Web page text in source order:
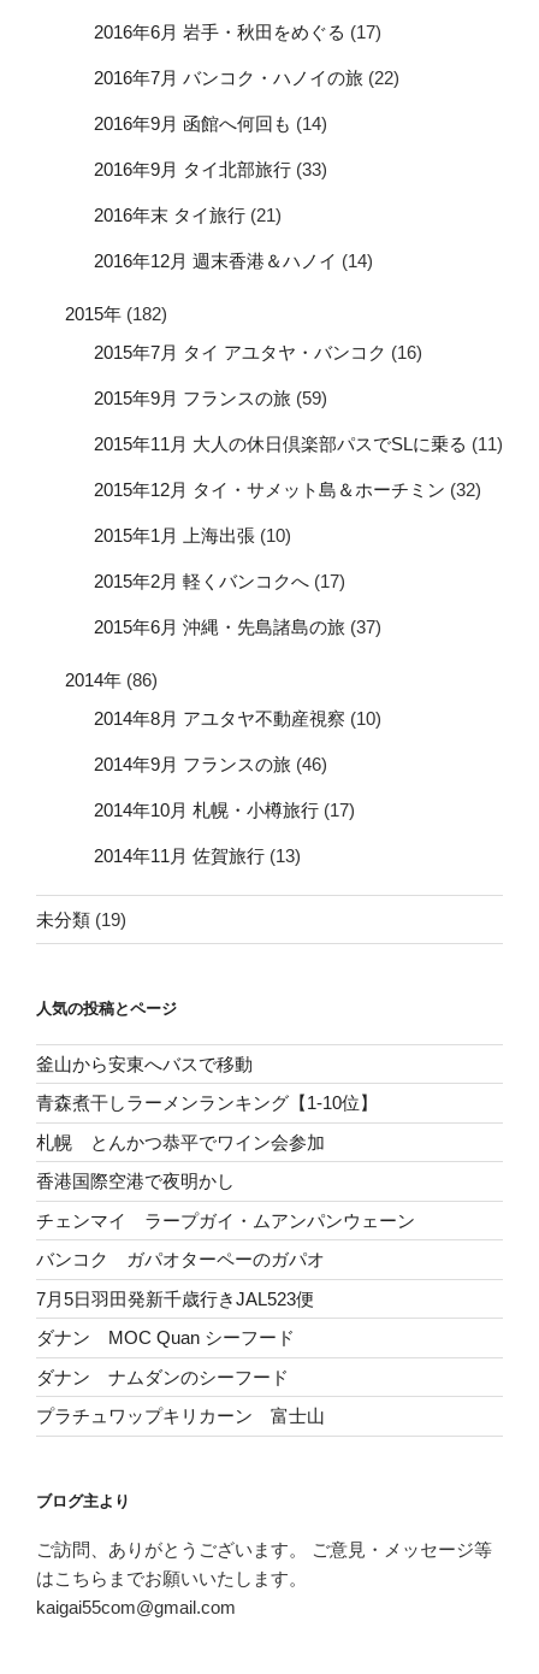
2016年6月 岩手・秋田をめぐる (17)
2016年7月 バンコク・ハノイの旅 (22)
2016年9月 函館へ何回も (14)
2016年9月 タイ北部旅行 (33)
2016年末 タイ旅行 (21)
2016年12月 週末香港＆ハノイ (14)
2015年 (182)
2015年7月 タイ アユタヤ・バンコク (16)
2015年9月 フランスの旅 (59)
2015年11月 大人の休日倶楽部パスでSLに乗る (11)
2015年12月 タイ・サメット島＆ホーチミン (32)
2015年1月 上海出張 (10)
2015年2月 軽くバンコクへ (17)
2015年6月 沖縄・先島諸島の旅 (37)
2014年 (86)
2014年8月 アユタヤ不動産視察 (10)
2014年9月 フランスの旅 (46)
2014年10月 札幌・小樽旅行 (17)
2014年11月 佐賀旅行 (13)
未分類 (19)
人気の投稿とページ
釜山から安東へバスで移動
青森煮干しラーメンランキング【1-10位】
札幌 とんかつ恭平でワイン会参加
香港国際空港で夜明かし
チェンマイ ラープガイ・ムアンパンウェーン
バンコク ガパオターペーのガパオ
7月5日羽田発新千歳行きJAL523便
ダナン MOC Quan シーフード
ダナン ナムダンのシーフード
プラチュワップキリカーン 富士山
ブログ主より
ご訪問、ありがとうございます。 ご意見・メッセージ等
はこちらまでお願いいたします。
kaigai55com@gmail.com